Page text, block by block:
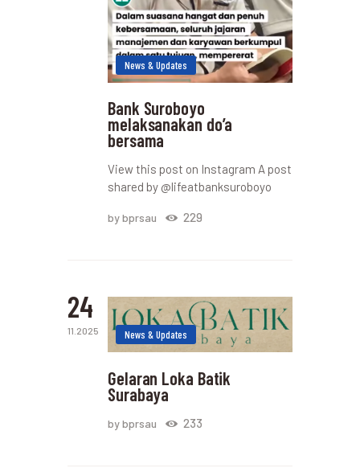
News & Updates
Bank Suroboyo
melaksanakan do’a
bersama
View this post on Instagram A post
shared by @lifeatbanksuroboyo
by bprsau 229
24
11.2025 News & Updates
Gelaran Loka Batik
Surabaya
by bprsau 233